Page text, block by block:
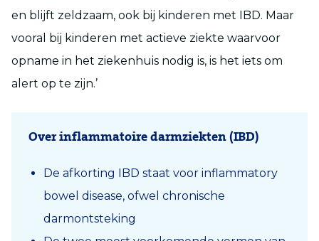
en blijft zeldzaam, ook bij kinderen met IBD. Maar
vooral bij kinderen met actieve ziekte waarvoor
opname in het ziekenhuis nodig is, is het iets om
alert op te zijn.’
Over inflammatoire darmziekten (IBD)
De afkorting IBD staat voor inflammatory
bowel disease, ofwel chronische
darmontsteking